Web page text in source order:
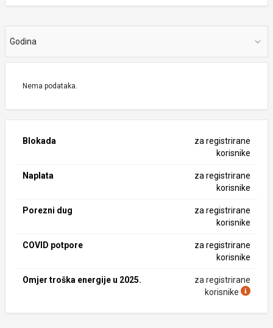
Godina
Nema podataka.
Blokada
za registrirane
korisnike
Naplata
za registrirane
korisnike
Porezni dug
za registrirane
korisnike
COVID potpore
za registrirane
korisnike
Omjer troška energije u 2025.
za registrirane
korisnike